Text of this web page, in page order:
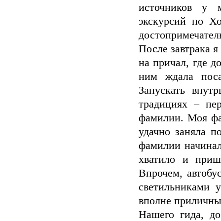
источников у
экскурсий по
После завтрака
на причал, где
ним ждала
Запускать
традициях –
фамилии. Моя
удачно заняла
фамилии
хватило и
Впрочем,
вполне
Нашего гида,